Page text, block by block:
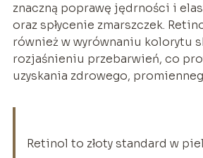
znaczną poprawę jędrności i
oraz spłycenie zmarszczek.
również w wyrównaniu kolorytu
rozjaśnieniu przebarwień, co
uzyskania zdrowego,
Retinol to złoty standard w